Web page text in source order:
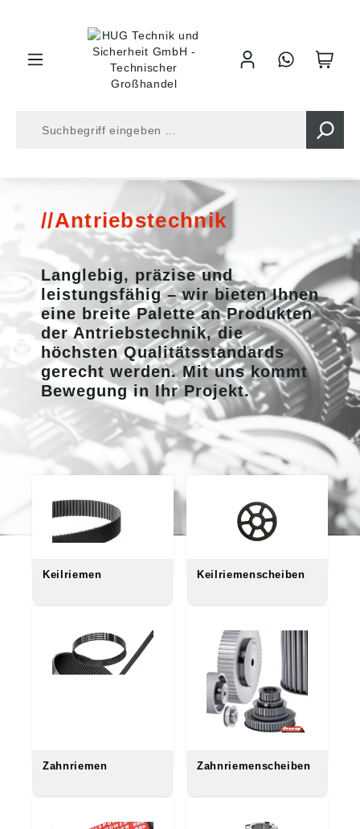
Antriebstechnik
Langlebig, präzise und
leistungsfähig – wir bieten Ihnen
eine breite Palette an Produkten
der Antriebstechnik, die
höchsten Qualitätsstandards
gerecht werden. Mit uns kommt
Bewegung in Ihr Projekt.
Keilriemen Keilriemenscheiben
Zahnriemen Zahnriemenscheiben